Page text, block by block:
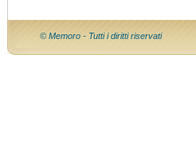
© Memoro - Tutti i diritti riservati